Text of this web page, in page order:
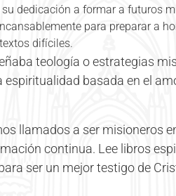
su dedicación a formar a futuros
para preparar a
difíciles.
teología o estrategias
basada en el
llamados a ser misioneros
continua. Lee libros
ser un mejor testigo de